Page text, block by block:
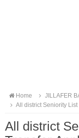
Home
JILLAFER
All district Seniority
All district